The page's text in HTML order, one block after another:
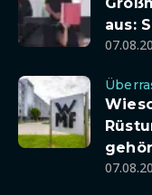
aus: